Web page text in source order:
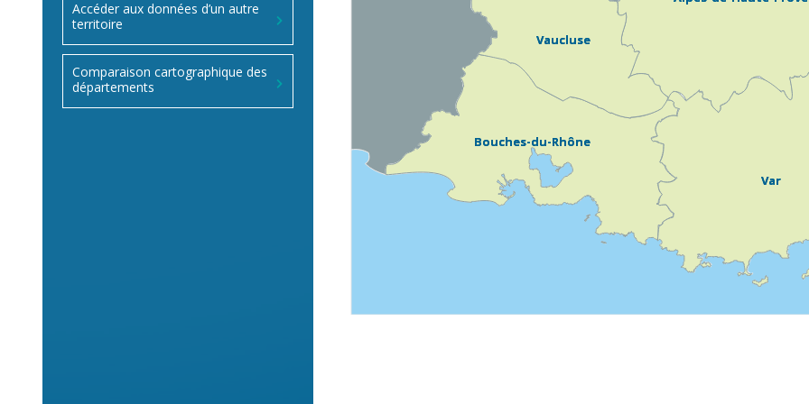
Accéder aux données d’un autre
territoire
Comparaison cartographique des
départements
Bouches-du-Rhône
Bouches-du-Rhône
Var
Var
Vaucluse
Vaucluse